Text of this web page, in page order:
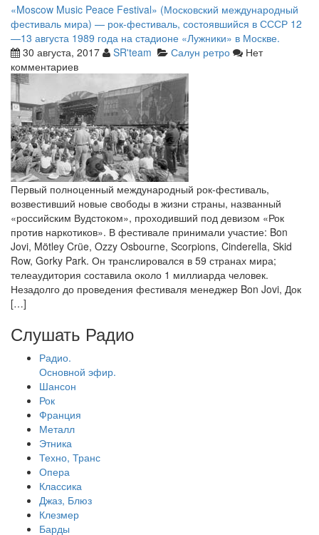
«Moscow Music Peace Festival» (Московский международный
фестиваль мира) — рок-фестиваль, состоявшийся в СССР 12
—13 августа 1989 года на стадионе «Лужники» в Москве.
30 августа, 2017
SR'team Салун ретро
Нет
комментариев
Первый полноценный международный рок-фестиваль,
возвестивший новые свободы в жизни страны, названный
«российским Вудстоком», проходивший под девизом «Рок
против наркотиков». В фестивале принимали участие: Bon
Jovi, Mötley Crüe, Ozzy Osbourne, Scorpions, Cinderella, Skid
Row, Gorky Park. Он транслировался в 59 странах мира;
телеаудитория составила около 1 миллиарда человек.
Незадолго до проведения фестиваля менеджер Bon Jovi, Док
[…]
Слушать Радио
Радио.
Основной эфир.
Шансон
Рок
Франция
Металл
Этника
Техно, Транс
Опера
Классика
Джаз, Блюз
Клезмер
Барды